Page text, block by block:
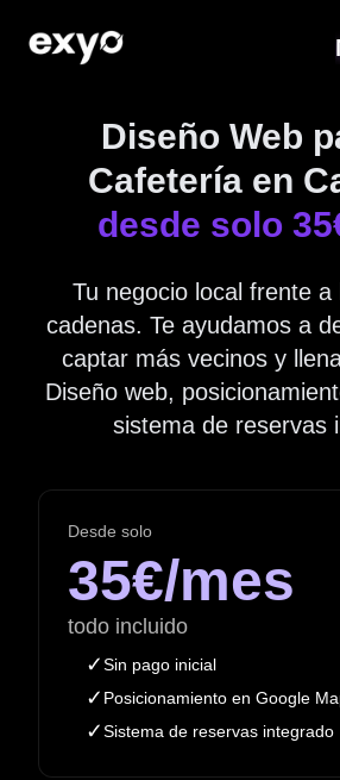
Diseño Web
Cafetería en
desde solo
Tu negocio local frente a
cadenas. Te ayudamos a
captar más vecinos y
Diseño web,
sistema de reservas
Desde solo
35€/mes
todo incluido
✓Sin pago inicial
✓ Posicionamiento en Google
✓Sistema de reservas integrado